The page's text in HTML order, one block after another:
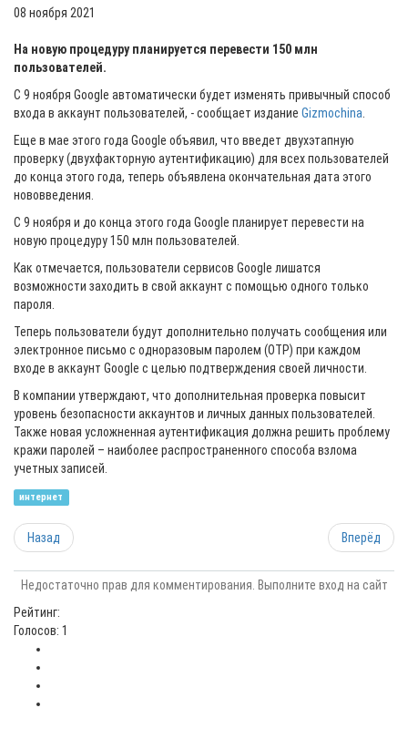
08 ноября 2021
На новую процедуру планируется перевести 150 млн
пользователей.
С 9 ноября Google автоматически будет изменять привычный способ
входа в аккаунт пользователей, - сообщает издание Gizmochina
Еще в мае этого года Google объявил, что введет двухэтапную
проверку (двухфакторную аутентификацию) для всех пользователей
до конца этого года, теперь объявлена ​​окончательная дата этого
нововведения.
С 9 ноября и до конца этого года Google планирует перевести на
новую процедуру 150 млн пользователей.
Как отмечается, пользователи сервисов Google лишатся
возможности заходить в свой аккаунт с помощью одного только
пароля.
Теперь пользователи будут дополнительно получать сообщения или
электронное письмо с одноразовым паролем (OTP) при каждом
входе в аккаунт Google с целью подтверждения своей личности.
В компании утверждают, что дополнительная проверка повысит
уровень безопасности аккаунтов и личных данных пользователей.
Также новая усложненная аутентификация должна решить проблему
кражи паролей – наиболее распространенного способа взлома
учетных записей.
интернет
Назад Вперёд
Недостаточно прав для комментирования. Выполните вход на сайт
Рейтинг:
Голосов: 1